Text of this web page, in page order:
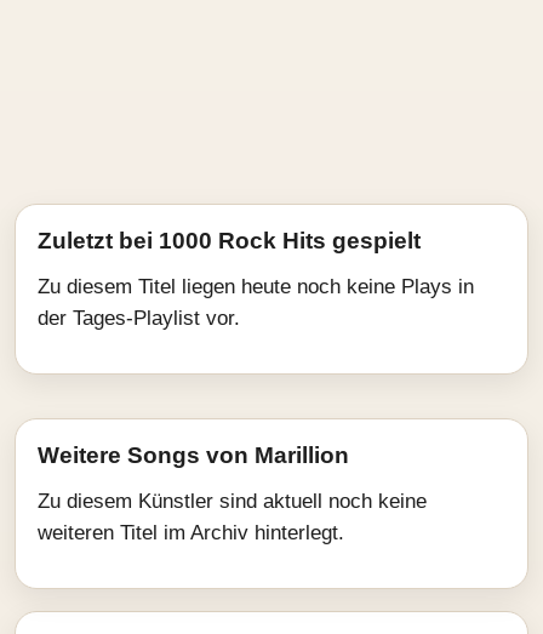
Zuletzt bei 1000 Rock Hits gespielt
Zu diesem Titel liegen heute noch keine Plays in
der Tages-Playlist vor.
Weitere Songs von Marillion
Zu diesem Künstler sind aktuell noch keine
weiteren Titel im Archiv hinterlegt.